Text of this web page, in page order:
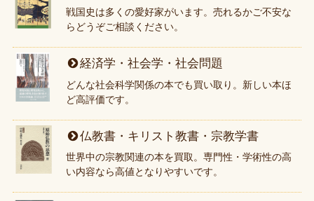
戦国史は多くの愛好家がいます。売れるかご不安な
らどうぞご相談ください。
経済学・社会学・社会問題
どんな社会科学関係の本でも買い取り。新しい本ほ
ど高評価です。
仏教書・キリスト教書・宗教学書
世界中の宗教関連の本を買取。専門性・学術性の高
い内容なら高値となりやすいです。